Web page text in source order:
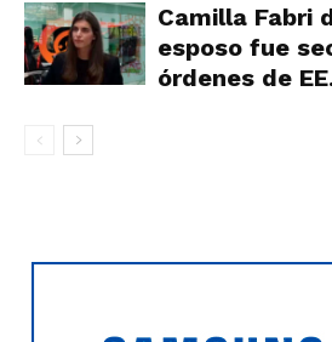
Camilla Fabri
esposo fue
órdenes de